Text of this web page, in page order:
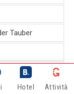
Tauber
Hotel Attività